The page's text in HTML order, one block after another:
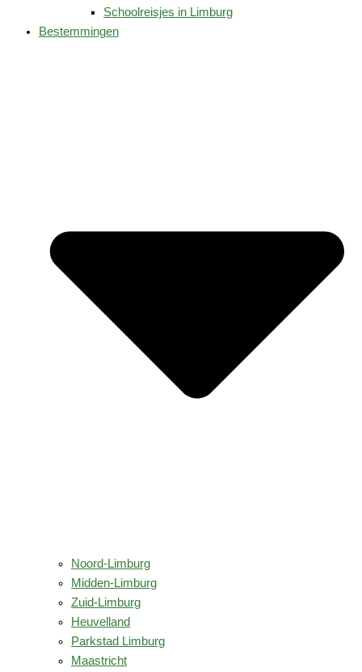
Schoolreisjes in Limburg
Bestemmingen
Noord-Limburg
Midden-Limburg
Zuid-Limburg
Heuvelland
Parkstad Limburg
Maastricht